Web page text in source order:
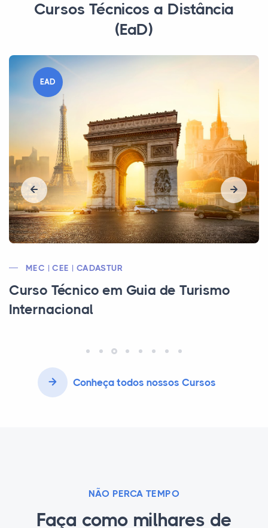
Cursos Técnicos a Distância
(EaD)
EAD
MEC | CEE | CRQ | CFT
Curso Técnico em Meio Ambiente
Conheça todos nossos Cursos
NÃO PERCA TEMPO
Faça como milhares de